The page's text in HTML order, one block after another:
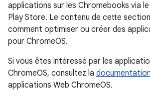
applications sur les Chromebooks via
Play Store. Le contenu de cette
comment optimiser ou créer des
pour ChromeOS.
Si vous êtes intéressé par les
ChromeOS, consultez la documentation
applications Web ChromeOS.